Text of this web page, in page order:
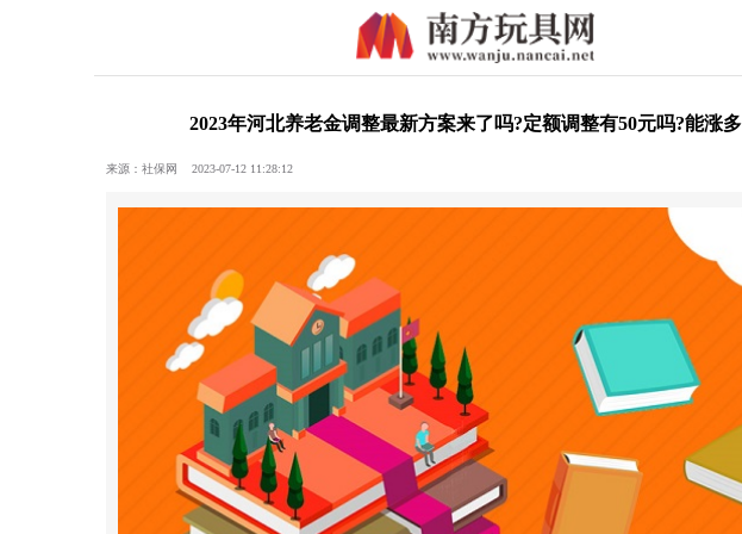
2023年河北养老金调整最新方案来了吗?定额调整有50元吗?能涨
来源：社保网 2023-07-12 11:28:12